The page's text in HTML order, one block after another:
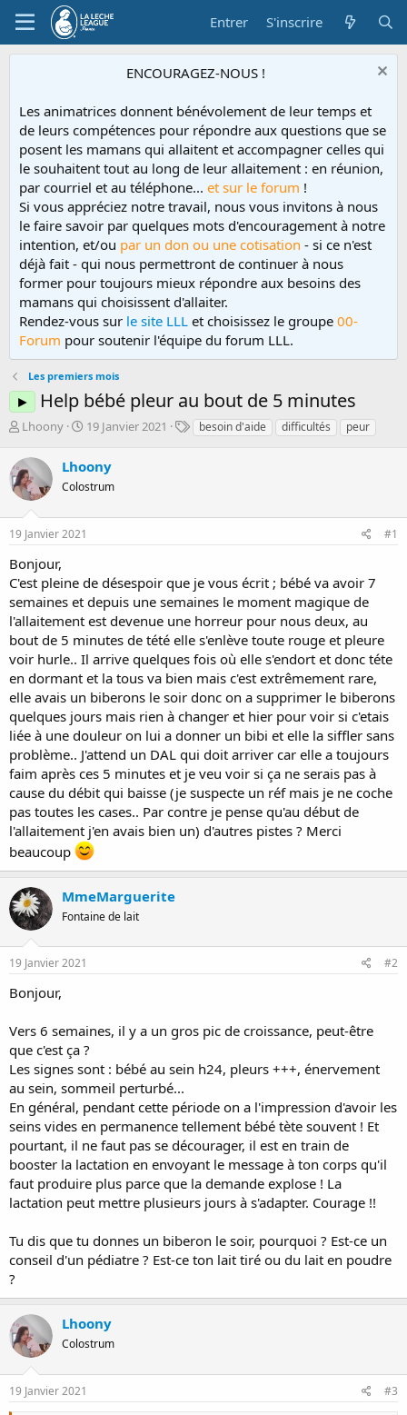
Entrer S'inscrire
ENCOURAGEZ-NOUS !
Les animatrices donnent bénévolement de leur temps et
de leurs compétences pour répondre aux questions que se
posent les mamans qui allaitent et accompagner celles qui
le souhaitent tout au long de leur allaitement : en réunion,
par courriel et au téléphone... et sur le forum !
Si vous appréciez notre travail, nous vous invitons à nous
le faire savoir par quelques mots d'encouragement à notre
intention, et/ou par un don ou une cotisation - si ce n'est
déjà fait - qui nous permettront de continuer à nous
former pour toujours mieux répondre aux besoins des
mamans qui choisissent d'allaiter.
Rendez-vous sur le site LLL et choisissez le groupe 00-
Forum pour soutenir l'équipe du forum LLL.
Les premiers mois
► Help bébé pleur au bout de 5 minutes
D
m
a
r
é
e
a
r
Lhoony
D
e
d
d
t
19 Janvier 2021
Tbesoin d'aide difficultés peur
Lhoony
Colostrum
19 Janvier 2021 #1
Bonjour,
C'est pleine de désespoir que je vous écrit ; bébé va avoir 7
semaines et depuis une semaines le moment magique de
l'allaitement est devenue une horreur pour nous deux, au
bout de 5 minutes de tété elle s'enlève toute rouge et pleure
voir hurle.. Il arrive quelques fois où elle s'endort et donc téte
en dormant et la tous va bien mais c'est extrêmement rare,
elle avais un biberons le soir donc on a supprimer le biberons
quelques jours mais rien à changer et hier pour voir si c'etais
liée à une douleur on lui a donner un bibi et elle la siffler sans
problème.. J'attend un DAL qui doit arriver car elle a toujours
faim après ces 5 minutes et je veu voir si ça ne serais pas à
cause du débit qui baisse (je suspecte un réf mais je ne coche
pas toutes les cases.. Par contre je pense qu'au début de
l'allaitement j'en avais bien un) d'autres pistes ? Merci
beaucoup
MmeMarguerite
Fontaine de lait
19 Janvier 2021 #2
Bonjour,
Vers 6 semaines, il y a un gros pic de croissance, peut-être
que c'est ça ?
Les signes sont : bébé au sein h24, pleurs +++, énervement
au sein, sommeil perturbé...
En général, pendant cette période on a l'impression d'avoir les
seins vides en permanence tellement bébé tète souvent ! Et
pourtant, il ne faut pas se décourager, il est en train de
booster la lactation en envoyant le message à ton corps qu'il
faut produire plus parce que la demande explose ! La
lactation peut mettre plusieurs jours à s'adapter. Courage !!
Tu dis que tu donnes un biberon le soir, pourquoi ? Est-ce un
conseil d'un pédiatre ? Est-ce ton lait tiré ou du lait en poudre
?
Lhoony
Colostrum
19 Janvier 2021 #3